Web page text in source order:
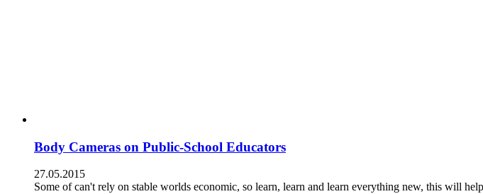
Body Cameras on Public-School Educators
27.05.2015
Some of can't rely on stable worlds economic, so learn, learn and learn everything new, this will